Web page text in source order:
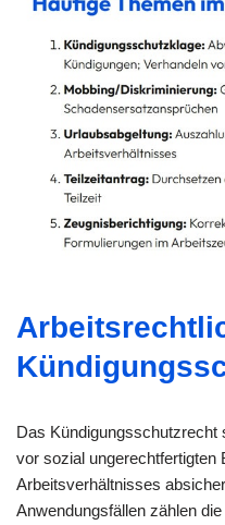
Das Kündigungsschutzrecht
vor sozial ungerechtfertigten
Arbeitsverhältnisses
Anwendungsfällen zählen